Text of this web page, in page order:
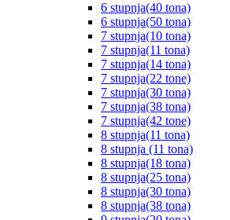
6 stupnja(40 tona)
6 stupnja(50 tona)
7 stupnja(10 tona)
7 stupnja(11 tona)
7 stupnja(14 tona)
7 stupnja(22 tone)
7 stupnja(30 tona)
7 stupnja(38 tona)
7 stupnja(42 tone)
8 stupnja(11 tona)
8 stupnja (11 tona)
8 stupnja(18 tona)
8 stupnja(25 tona)
8 stupnja(30 tona)
8 stupnja(38 tona)